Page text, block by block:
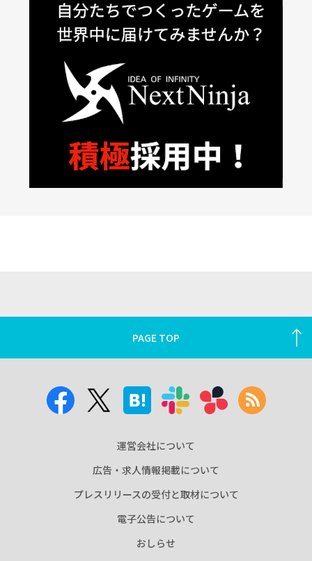
PAGE TOP
運営会社について
広告・求人情報掲載について
プレスリリースの受付と取材について
電子公告について
おしらせ